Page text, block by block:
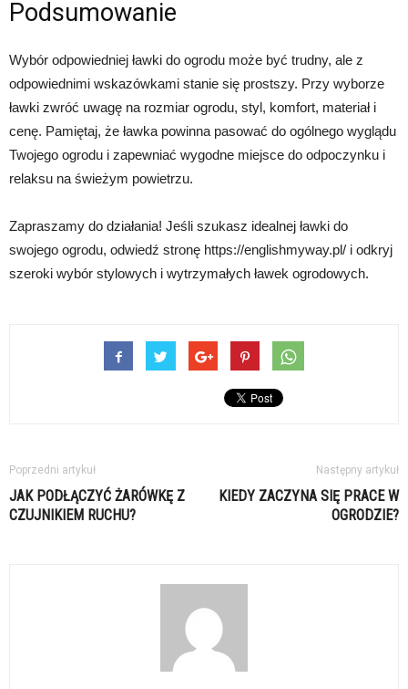
Podsumowanie
Wybór odpowiedniej ławki do ogrodu może być trudny, ale z
odpowiednimi wskazówkami stanie się prostszy. Przy wyborze
ławki zwróć uwagę na rozmiar ogrodu, styl, komfort, materiał i
cenę. Pamiętaj, że ławka powinna pasować do ogólnego wyglądu
Twojego ogrodu i zapewniać wygodne miejsce do odpoczynku i
relaksu na świeżym powietrzu.
Zapraszamy do działania! Jeśli szukasz idealnej ławki do
swojego ogrodu, odwiedź stronę https://englishmyway.pl/ i odkryj
szeroki wybór stylowych i wytrzymałych ławek ogrodowych.
Poprzedni artykuł
JAK PODŁĄCZYĆ ŻARÓWKĘ Z
CZUJNIKIEM RUCHU?
Następny artykuł
KIEDY ZACZYNA SIĘ PRACE W
OGRODZIE?